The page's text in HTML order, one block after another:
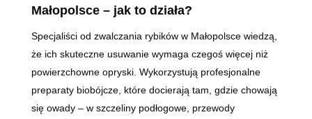
Małopolsce – jak to działa?
Specjaliści od zwalczania rybików w Małopolsce wiedzą,
że ich skuteczne usuwanie wymaga czegoś więcej niż
powierzchowne opryski. Wykorzystują profesjonalne
preparaty biobójcze, które docierają tam, gdzie chowają
się owady – w szczeliny podłogowe, przewody